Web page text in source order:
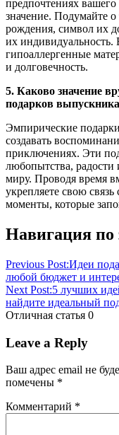
предпочтениях
значение. Подумайте
рождения, символ их
их
гипоаллергенные
и долговечность.
5. Каково значение
подарков
Эмпирические
создавать
приключениях. Эти
любопытства,
миру. Проводя время
укрепляете свою
моменты, которые
Навигация по
Previous Post:Идеи
любой бюджет и
Next Post:5 лучших
найдите идеальный
Отличная статья 0
Leave a Reply
Ваш адрес email не
помечены *
Комментарий *